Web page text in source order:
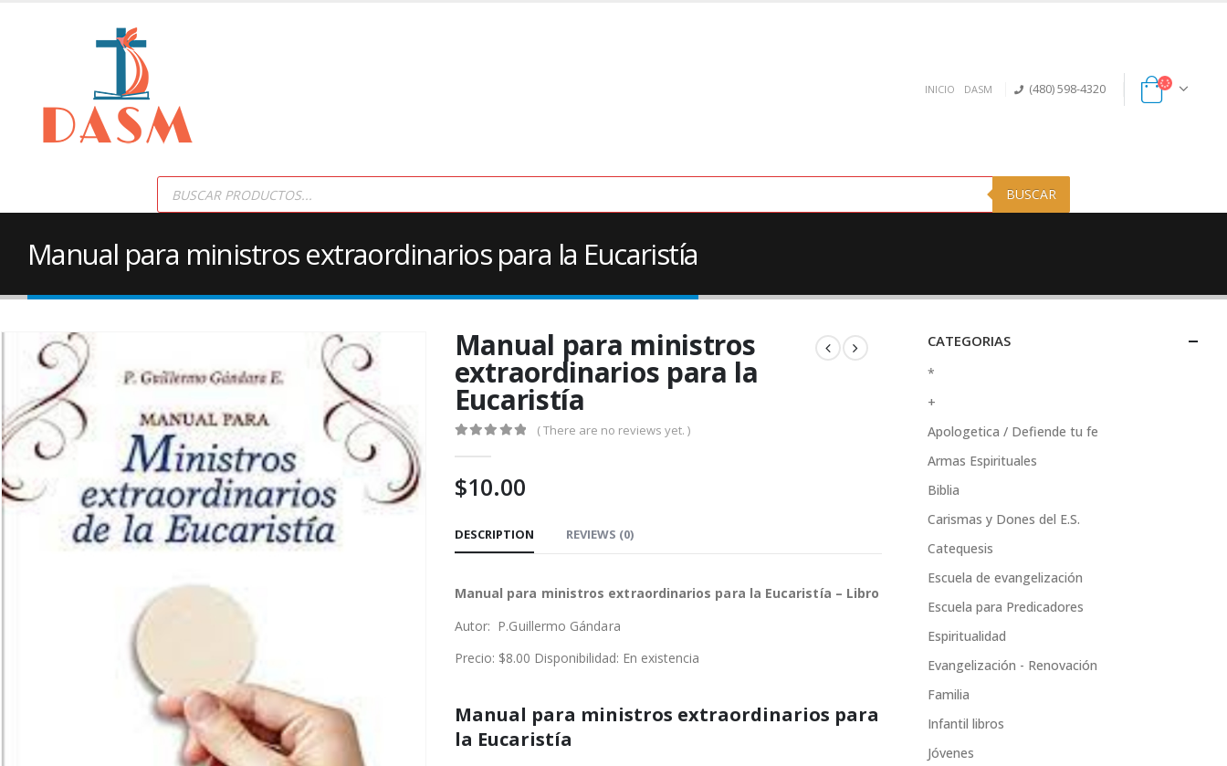
INICIO DASM (480) 598-4320
Products
search BUSCAR
Manual para ministros extraordinarios para la Eucaristía
Manual para ministros
extraordinarios para la
Eucaristía
( There are no reviews yet. )
$10.00
DESCRIPTION REVIEWS (0)
Manual para ministros extraordinarios para la Eucaristía – Libro
Autor: P.Guillermo Gándara
Precio: $8.00 Disponibilidad: En existencia
Manual para ministros extraordinarios para
la Eucaristía
CATEGORIAS
*
+
Apologetica / Defiende tu fe
Armas Espirituales
Biblia
Carismas y Dones del E.S.
Catequesis
Escuela de evangelización
Escuela para Predicadores
Espiritualidad
Evangelización - Renovación
Familia
Infantil libros
Jóvenes